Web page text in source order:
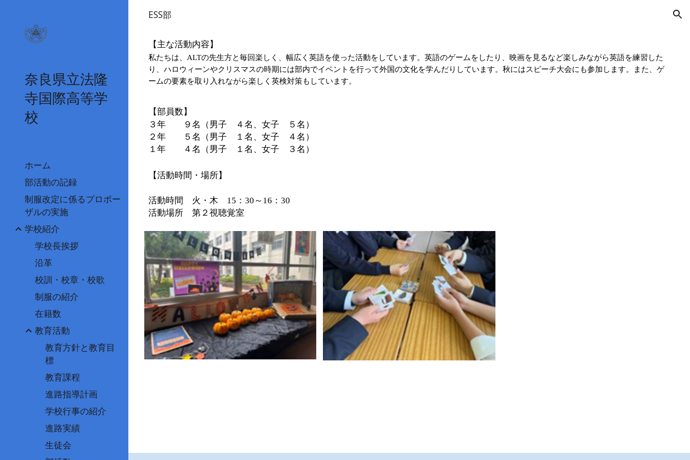
奈良県立法隆
寺国際高等学
校
ホーム
部活動の記録
制服改定に係るプロポー
ザルの実施
学校紹介
学校長挨拶
沿革
校訓・校章・校歌
制服の紹介
在籍数
教育活動
教育方針と教育目
標
教育課程
進路指導計画
学校行事の紹介
進路実績
生徒会
ESS部
【主な活動内容】
私たちは、ALTの先生方と毎回楽しく、幅広く英語を使った活動をしています。英語のゲームをしたり、映画を見るなど楽しみながら英語を練習した
り、ハロウィーンやクリスマスの時期には部内でイベントを行って外国の文化を学んだりしています。秋にはスピーチ大会にも参加します。また、ゲ
ームの要素を取り入れながら楽しく英検対策もしています。
【部員数】
３年 ９名（男子 ４名、女子 ５名）
２年 ５名（男子 １名、女子 ４名）
１年 ４名（男子 １名、女子 ３名）
【活動時間・場所】
活動時間 火・木 15：30～16：30
活動場所 第２視聴覚室